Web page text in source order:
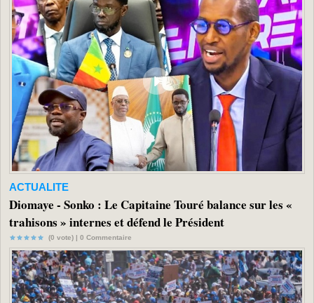
ACTUALITE
Diomaye - Sonko : Le Capitaine Touré balance sur les «
trahisons » internes et défend le Président
(0 vote) | 0 Commentaire